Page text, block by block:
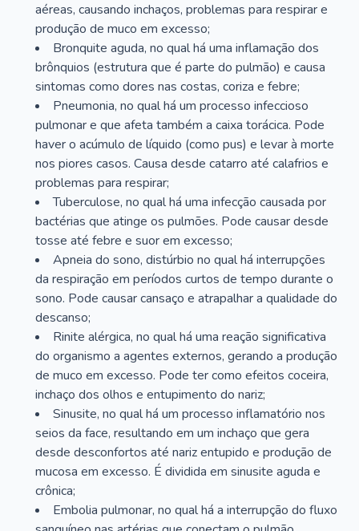
aéreas, causando inchaços, problemas para respirar e
produção de muco em excesso;
Bronquite aguda, no qual há uma inflamação dos
brônquios (estrutura que é parte do pulmão) e causa
sintomas como dores nas costas, coriza e febre;
Pneumonia, no qual há um processo infeccioso
pulmonar e que afeta também a caixa torácica. Pode
haver o acúmulo de líquido (como pus) e levar à morte
nos piores casos. Causa desde catarro até calafrios e
problemas para respirar;
Tuberculose, no qual há uma infecção causada por
bactérias que atinge os pulmões. Pode causar desde
tosse até febre e suor em excesso;
Apneia do sono, distúrbio no qual há interrupções
da respiração em períodos curtos de tempo durante o
sono. Pode causar cansaço e atrapalhar a qualidade do
descanso;
Rinite alérgica, no qual há uma reação significativa
do organismo a agentes externos, gerando a produção
de muco em excesso. Pode ter como efeitos coceira,
inchaço dos olhos e entupimento do nariz;
Sinusite, no qual há um processo inflamatório nos
seios da face, resultando em um inchaço que gera
desde desconfortos até nariz entupido e produção de
mucosa em excesso. É dividida em sinusite aguda e
crônica;
Embolia pulmonar, no qual há a interrupção do fluxo